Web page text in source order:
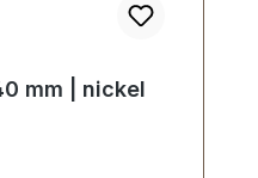
mm | nickel